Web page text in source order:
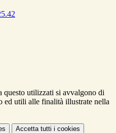
questo utilizzati si avvalgono di
ed utili alle finalità illustrate nella
Accetta tutti i cookies